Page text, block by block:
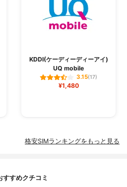
KDDI(ケーディーディーアイ)
UQ mobile
3.15(17)
¥1,480
格安SIMランキングをもっと見る
すすめクチコミ